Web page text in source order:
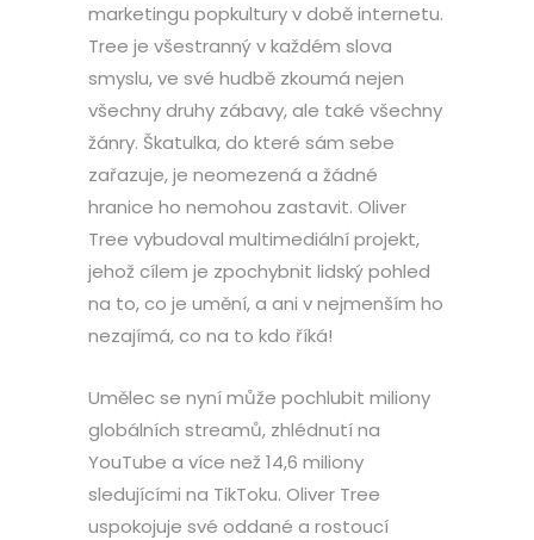
marketingu popkultury v době internetu.
Tree je všestranný v každém slova
smyslu, ve své hudbě zkoumá nejen
všechny druhy zábavy, ale také všechny
žánry. Škatulka, do které sám sebe
zařazuje, je neomezená a žádné
hranice ho nemohou zastavit. Oliver
Tree vybudoval multimediální projekt,
jehož cílem je zpochybnit lidský pohled
na to, co je umění, a ani v nejmenším ho
nezajímá, co na to kdo říká!
Umělec se nyní může pochlubit miliony
globálních streamů, zhlédnutí na
YouTube a více než 14,6 miliony
sledujícími na TikToku. Oliver Tree
uspokojuje své oddané a rostoucí